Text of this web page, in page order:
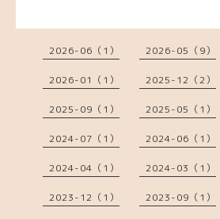
2026-06（1） 2026-05（9）
2026-01（1） 2025-12（2）
2025-09（1） 2025-05（1）
2024-07（1） 2024-06（1）
2024-04（1） 2024-03（1）
2023-12（1） 2023-09（1）